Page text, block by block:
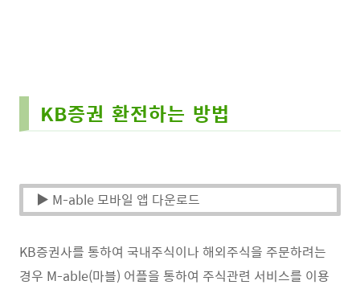
KB증권 환전하는 방법
▶ M-able 모바일 앱 다운로드
KB증권사를 통하여 국내주식이나 해외주식을 주문하려는
경우 M-able(마블) 어플을 통하여 주식관련 서비스를 이용